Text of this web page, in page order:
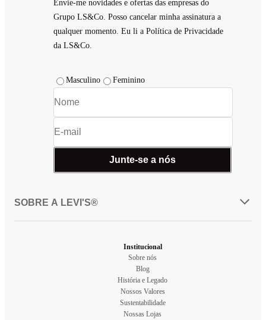
Envie-me novidades e ofertas das empresas do
Grupo LS&Co. Posso cancelar minha assinatura a
qualquer momento. Eu li a Política de Privacidade
da LS&Co.
Masculino Feminino
Junte-se a nós
SOBRE A LEVI'S®
Institucional
Sobre nós
Blog
História e Legado
Nossos Valores
Sustentabilidade
Nossas Lojas